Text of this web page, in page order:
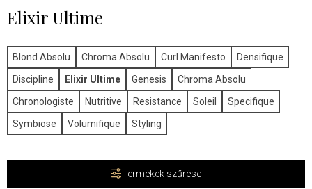
Elixir Ultime
Blond Absolu Chroma Absolu Curl Manifesto
Densifique
Discipline
Elixir Ultime Genesis
Chroma Absolu
Chronologiste
Nutritive Resistance Soleil
Specifique
Symbiose
Volumifique Styling
Termékek szűrése